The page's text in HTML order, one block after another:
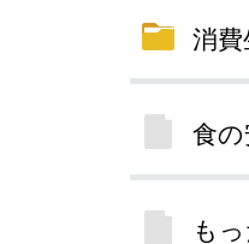
消費
食の
も